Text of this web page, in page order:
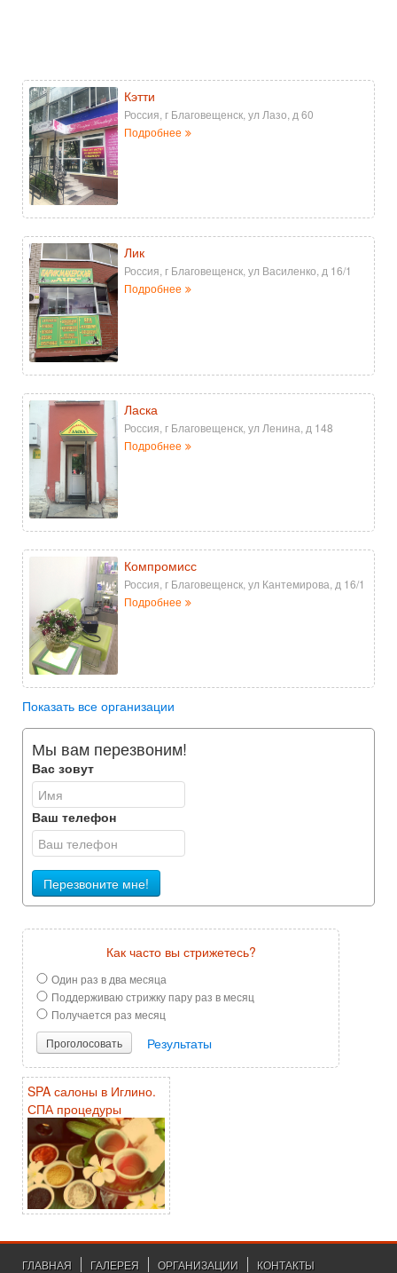
Кэтти
Россия, г Благовещенск, ул Лазо, д 60
Подробнее
Лик
Россия, г Благовещенск, ул Василенко, д 16/1
Подробнее
Ласка
Россия, г Благовещенск, ул Ленина, д 148
Подробнее
Компромисс
Россия, г Благовещенск, ул Кантемирова, д 16/1
Подробнее
Показать все организации
Мы вам перезвоним!
Вас зовут
Ваш телефон
Перезвоните мне!
Как часто вы стрижетесь?
Один раз в два месяца
Поддерживаю стрижку пару раз в месяц
Получается раз месяц
Проголосовать
Результаты
SPA салоны в Иглино.
СПА процедуры
ГЛАВНАЯ ГАЛЕРЕЯ ОРГАНИЗАЦИИ КОНТАКТЫ